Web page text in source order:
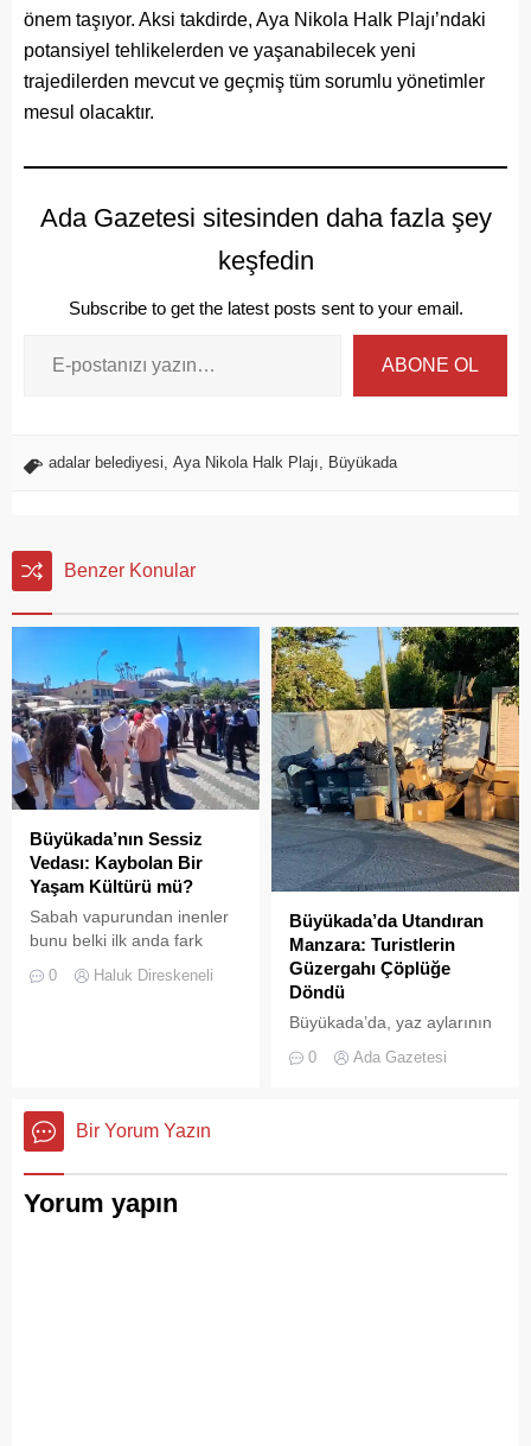
önem taşıyor. Aksi takdirde, Aya Nikola Halk Plajı’ndaki
potansiyel tehlikelerden ve yaşanabilecek yeni
trajedilerden mevcut ve geçmiş tüm sorumlu yönetimler
mesul olacaktır.
Ada Gazetesi sitesinden daha fazla şey
keşfedin
Subscribe to get the latest posts sent to your email.
ABONE OL
adalar belediyesi, Aya Nikola Halk Plajı, Büyükada
Benzer Konular
Büyükada’nın Sessiz
Vedası: Kaybolan Bir
Yaşam Kültürü mü?
Sabah vapurundan inenler
bunu belki ilk anda fark
Büyükada’yı elli, altmış yıldır
0 Haluk Direskeneli
Büyükada’da Utandıran
Manzara: Turistlerin
Güzergahı Çöplüğe
Döndü
Büyükada’da, yaz aylarının
ziyaretçi yoğunluğu, temizlik
0 Ada Gazetesi
Bir Yorum Yazın
Yorum yapın